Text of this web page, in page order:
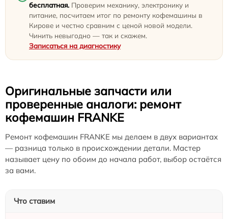
бесплатная. Проверим механику, электронику и
питание, посчитаем итог по ремонту кофемашины в
Кирове и честно сравним с ценой новой модели.
Чинить невыгодно — так и скажем.
Записаться на диагностику
Оригинальные запчасти или
проверенные аналоги: ремонт
кофемашин FRANKE
Ремонт кофемашин FRANKE мы делаем в двух вариантах
— разница только в происхождении детали. Мастер
называет цену по обоим до начала работ, выбор остаётся
за вами.
Что ставим